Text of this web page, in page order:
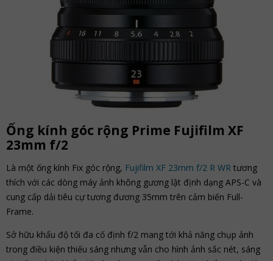
Ống kính góc rộng Prime Fujifilm XF
23mm f/2
Là một ống kính Fix góc rộng, Fujifilm XF 23mm f/2 R WR tương
thích với các dòng máy ảnh không gương lật định dạng APS-C và
cung cấp dải tiêu cự tương đương 35mm trên cảm biến Full-
Frame.
Sở hữu khẩu độ tối đa cố định f/2 mang tới khả năng chụp ảnh
trong điều kiện thiếu sáng nhưng vẫn cho hình ảnh sắc nét, sáng